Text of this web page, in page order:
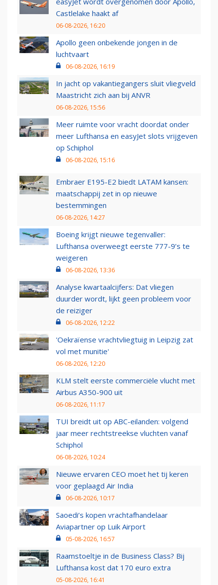
Castlelake haakt af
06-08-2026, 16:20
Apollo geen onbekende jongen in de
luchtvaart
06-08-2026, 16:19
In jacht op vakantiegangers sluit vliegveld
Maastricht zich aan bij ANVR
06-08-2026, 15:56
Meer ruimte voor vracht doordat onder
meer Lufthansa en easyJet slots vrijgeven
op Schiphol
06-08-2026, 15:16
Embraer E195-E2 biedt LATAM kansen:
maatschappij zet in op nieuwe
bestemmingen
06-08-2026, 14:27
Boeing krijgt nieuwe tegenvaller:
Lufthansa overweegt eerste 777-9’s te
weigeren
06-08-2026, 13:36
Analyse kwartaalcijfers: Dat vliegen
duurder wordt, lijkt geen probleem voor
de reiziger
06-08-2026, 12:22
'Oekraïense vrachtvliegtuig in Leipzig zat
vol met munitie'
06-08-2026, 12:20
KLM stelt eerste commerciële vlucht met
Airbus A350-900 uit
06-08-2026, 11:17
TUI breidt uit op ABC-eilanden: volgend
jaar meer rechtstreekse vluchten vanaf
Schiphol
06-08-2026, 10:24
Nieuwe ervaren CEO moet het tij keren
voor geplaagd Air India
06-08-2026, 10:17
Saoedi’s kopen vrachtafhandelaar
Aviapartner op Luik Airport
05-08-2026, 16:57
Raamstoeltje in de Business Class? Bij
Lufthansa kost dat 170 euro extra
05-08-2026, 16:41